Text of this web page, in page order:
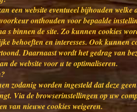
een website eventueel bijhouden
onthouden voor bepaalde
s binnen de site. Zo kunnen cookies
behoeften en interesses. Ook kunnen
Daarnaast wordt het gedrag van
de website voor u te optimaliseren.
zodanig worden ingesteld dat deze
Via de browserinstellingen op uw
van nieuwe cookies weigeren.